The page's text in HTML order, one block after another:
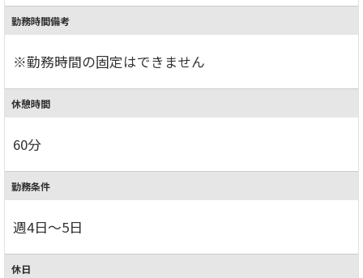
勤務時間備考
※勤務時間の固定はできません
休憩時間
60分
勤務条件
週4日～5日
休日